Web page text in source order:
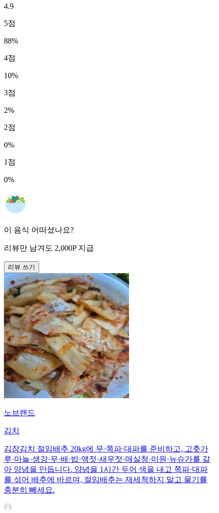
4.9
5점
88%
4점
10%
3점
2%
2점
0%
1 점
0%
이 음식 어떠셨나요?
리뷰만 남겨도 2,000P 지급
리뷰 쓰기
노브랜드
김치
김장김치 절임배추 20kg에 무·쪽파·대파를 준비하고, 고춧가
루·마늘·생강·무·배·밥·액젓·새우젓·매실청·미원·뉴슈가를 갈
아 양념을 만듭니다. 양념을 1시간 두어 색을 내고 쪽파·대파
를 섞어 배추에 바르며, 절임배추는 재세척하지 말고 물기를
충분히 빼세요.